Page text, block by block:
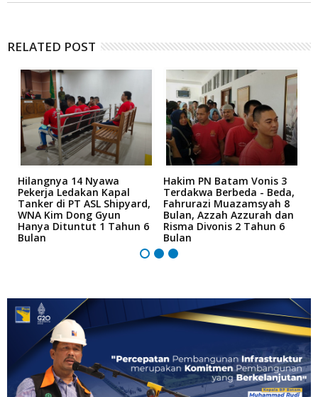
RELATED POST
Hilangnya 14 Nyawa
Pekerja Ledakan Kapal
Tanker di PT ASL Shipyard,
WNA Kim Dong Gyun
Hanya Dituntut 1 Tahun 6
Bulan
Hakim PN Batam Vonis 3
Terdakwa Berbeda - Beda,
Fahrurazi Muazamsyah 8
Bulan, Azzah Azzurah dan
Risma Divonis 2 Tahun 6
Bulan